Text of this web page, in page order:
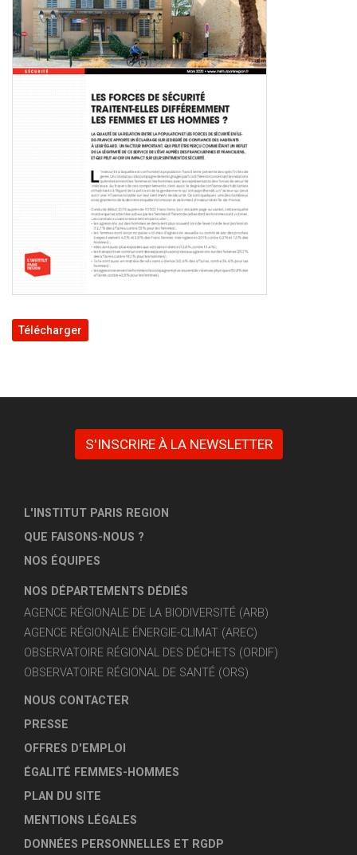
Télécharger
S'INSCRIRE À LA NEWSLETTER
L'INSTITUT PARIS REGION
QUE FAISONS-NOUS ?
NOS ÉQUIPES
NOS DÉPARTEMENTS DÉDIÉS
AGENCE RÉGIONALE DE LA BIODIVERSITÉ (ARB)
AGENCE RÉGIONALE ÉNERGIE-CLIMAT (AREC)
OBSERVATOIRE RÉGIONAL DES DÉCHETS (ORDIF)
OBSERVATOIRE RÉGIONAL DE SANTÉ (ORS)
NOUS CONTACTER
PRESSE
OFFRES D'EMPLOI
ÉGALITÉ FEMMES-HOMMES
PLAN DU SITE
MENTIONS LÉGALES
DONNÉES PERSONNELLES ET RGDP